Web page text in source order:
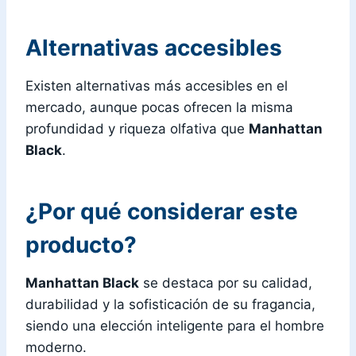
Alternativas accesibles
Existen alternativas más accesibles en el
mercado, aunque pocas ofrecen la misma
profundidad y riqueza olfativa que Manhattan
Black.
¿Por qué considerar este
producto?
Manhattan Black se destaca por su calidad,
durabilidad y la sofisticación de su fragancia,
siendo una elección inteligente para el hombre
moderno.